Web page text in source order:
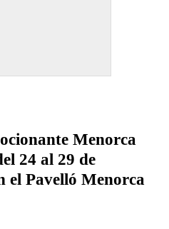
Menorca
24 al 29 de
el Pavelló Menorca